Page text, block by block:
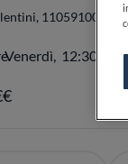
11059100
Venerdì, 12:30-